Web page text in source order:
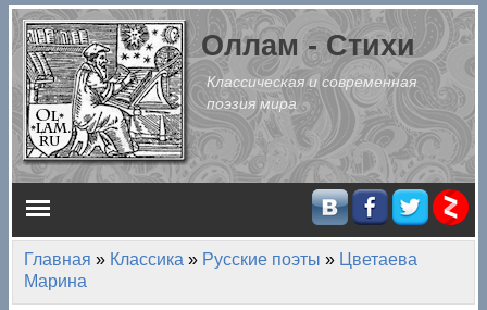
Перейти к основному содержанию
Оллам - Стихи
Классическая и современная
поэзия мира
Главное меню
Вы здесь
Главная » Классика » Русские поэты » Цветаева
Марина